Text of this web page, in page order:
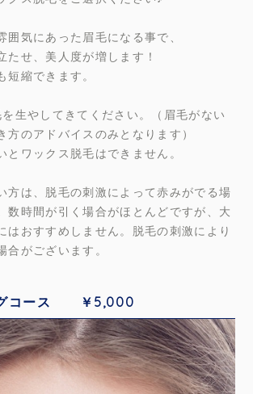
囲気にあった眉毛になる事で、
たせ、美人度が増します！
短縮できます。
生やしてきてください。（眉毛がない
方のアドバイスのみとなります）
とワックス脱毛はできません。
方は、脱毛の刺激によって赤みがでる場
数時間が引く場合がほとんどですが、大
はおすすめしません。脱毛の刺激により
合がございます。
グコース ￥5,000